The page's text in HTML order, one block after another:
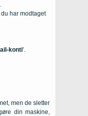
har modtaget
konti'.
men de sletter
din maskine,